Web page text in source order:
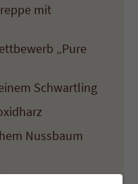
mit
„Pure
Schwartling
Nussbaum